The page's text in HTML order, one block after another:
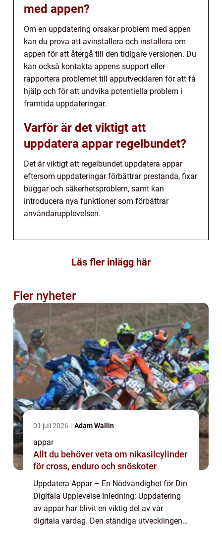
med appen?
Om en uppdatering orsakar problem med appen
kan du prova att avinstallera och installera om
appen för att återgå till den tidigare versionen. Du
kan också kontakta appens support eller
rapportera problemet till apputvecklaren för att få
hjälp och för att undvika potentiella problem i
framtida uppdateringar.
Varför är det viktigt att
uppdatera appar regelbundet?
Det är viktigt att regelbundet uppdatera appar
eftersom uppdateringar förbättrar prestanda, fixar
buggar och säkerhetsproblem, samt kan
introducera nya funktioner som förbättrar
användarupplevelsen.
Läs fler inlägg här
Fler nyheter
01 juli 2026 Adam Wallin
appar
Allt du behöver veta om nikasilcylinder
för cross, enduro och snöskoter
Uppdatera Appar – En Nödvändighet för Din
Digitala Upplevelse Inledning: Uppdatering
av appar har blivit en viktig del av vår
digitala vardag. Den ständiga utvecklingen